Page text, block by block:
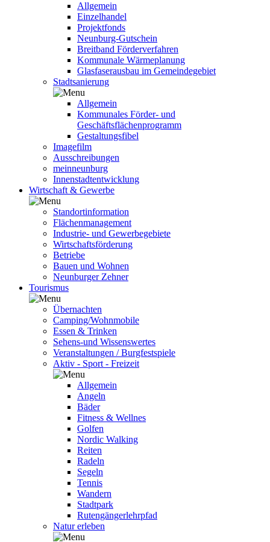
Allgemein
Einzelhandel
Projektfonds
Neunburg-Gutschein
Breitband Förderverfahren
Kommunale Wärmeplanung
Glasfaserausbau im Gemeindegebiet
Stadtsanierung
Allgemein
Kommunales Förder- und
Geschäftsflächenprogramm
Gestaltungsfibel
Imagefilm
Ausschreibungen
meinneunburg
Innenstadtentwicklung
Wirtschaft & Gewerbe
Standortinformation
Flächenmanagement
Industrie- und Gewerbegebiete
Wirtschaftsförderung
Betriebe
Bauen und Wohnen
Neunburger Zehner
Tourismus
Übernachten
Camping/Wohnmobile
Essen & Trinken
Sehens-und Wissenswertes
Veranstaltungen / Burgfestspiele
Aktiv - Sport - Freizeit
Allgemein
Angeln
Bäder
Fitness & Wellnes
Golfen
Nordic Walking
Reiten
Radeln
Segeln
Tennis
Wandern
Stadtpark
Rutengängerlehrpfad
Natur erleben